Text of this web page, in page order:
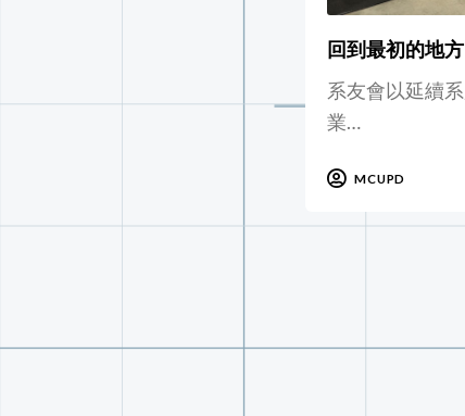
回到最初的地
系友會以延續
業…
MCUPD